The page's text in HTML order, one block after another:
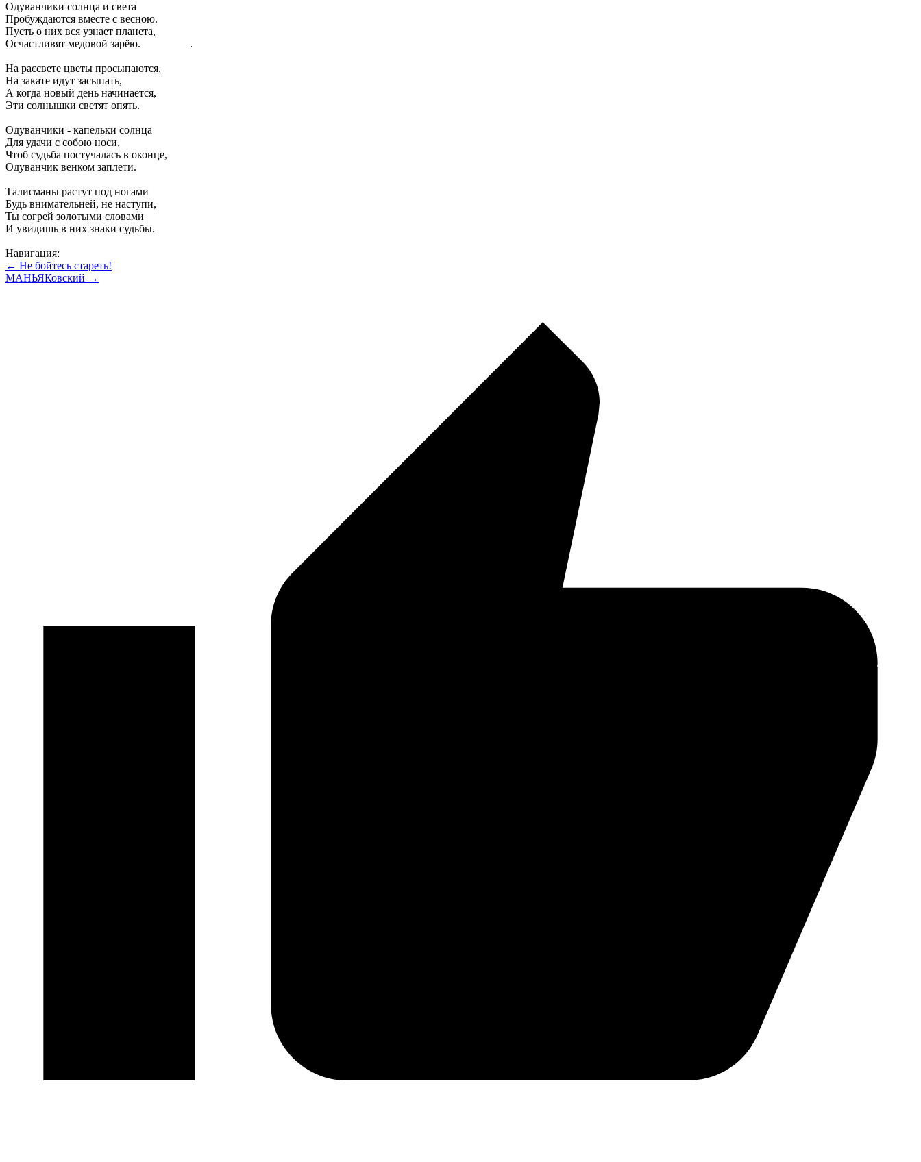
Одуванчики солнца и света
Пробуждаются вместе с весною.
Пусть о них вся узнает планета,
Осчастливят медовой зарёю. .
На рассвете цветы просыпаются,
На закате идут засыпать,
А когда новый день начинается,
Эти солнышки светят опять.
Одуванчики - капельки солнца
Для удачи с собою носи,
Чтоб судьба постучалась в оконце,
Одуванчик венком заплети.
Талисманы растут под ногами
Будь внимательней, не наступи,
Ты согрей золотыми словами
И увидишь в них знаки судьбы.
Навигация:
← Не бойтесь стареть!
МАНЬЯКовский →